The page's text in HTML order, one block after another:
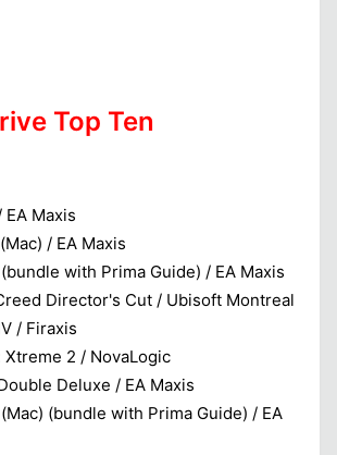
Top Ten
Maxis
/ EA Maxis
with Prima Guide) / EA Maxis
Director's Cut / Ubisoft Montreal
/ Firaxis
Xtreme 2 / NovaLogic
Deluxe / EA Maxis
(bundle with Prima Guide) / EA